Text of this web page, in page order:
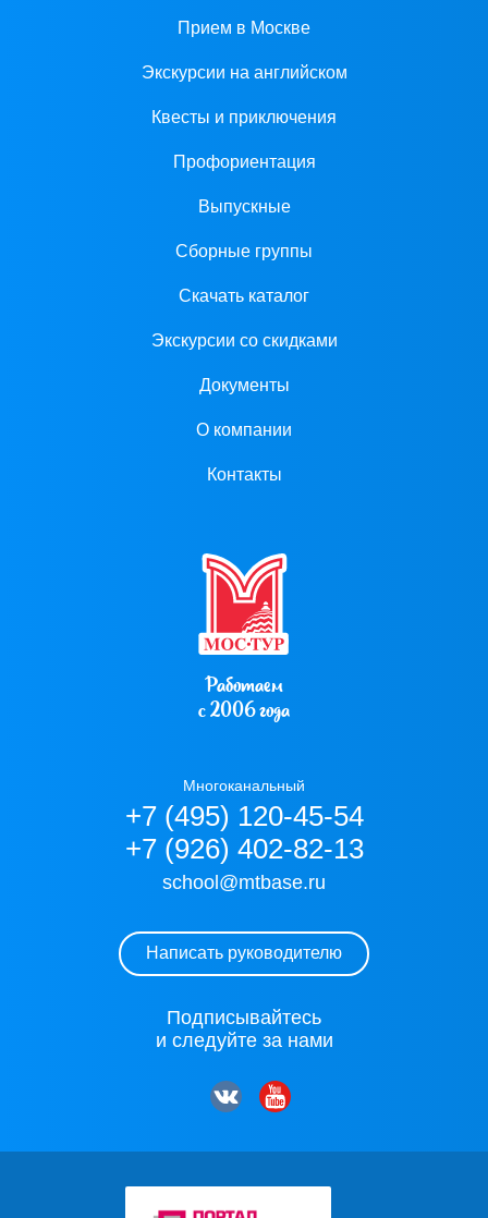
Прием в Москве
Экскурсии на английском
Квесты и приключения
Профориентация
Выпускные
Сборные группы
Скачать каталог
Экскурсии со скидками
Документы
О компании
Контакты
Работаем
с 2006 года
Многоканальный
+7 (495) 120-45-54
+7 (926) 402-82-13
school@mtbase.ru
Написать руководителю
Подписывайтесь
и следуйте за нами